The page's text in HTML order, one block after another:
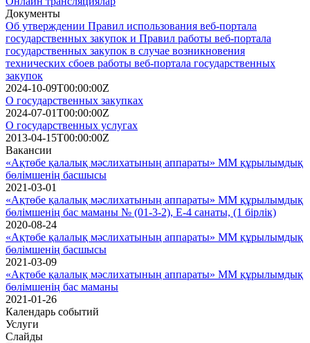
Документы
Об утверждении Правил использования веб-портала
государственных закупок и Правил работы веб-портала
государственных закупок в случае возникновения
технических сбоев работы веб-портала государственных
закупок
2024-10-09T00:00:00Z
О государственных закупках
2024-07-01T00:00:00Z
О государственных услугах
2013-04-15T00:00:00Z
Вакансии
«Ақтөбе қалалық мәслихатының аппараты» ММ құрылымдық
бөлімшенің басшысы
2021-03-01
«Ақтөбе қалалық мәслихатының аппараты» ММ құрылымдық
бөлімшенің бас маманы № (01-3-2), Е-4 санаты, (1 бірлік)
2020-08-24
«Ақтөбе қалалық мәслихатының аппараты» ММ құрылымдық
бөлімшенің басшысы
2021-03-09
«Ақтөбе қалалық мәслихатының аппараты» ММ құрылымдық
бөлімшенің бас маманы
2021-01-26
Календарь событий
Услуги
Слайды